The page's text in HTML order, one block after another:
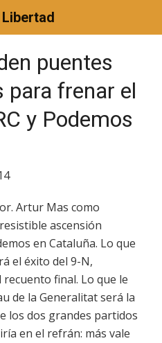
puentes
frenar el
y Podemos
Artur Mas como
ascensión
en Cataluña. Lo que
el éxito del 9-N,
recuento final. Lo que le
de la Generalitat será la
los dos grandes partidos
en el refrán: más vale